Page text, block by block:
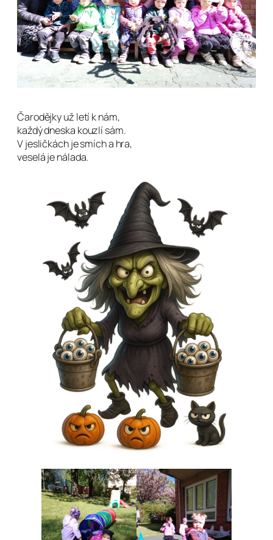
Čarodějky už letí k nám,
každý dneska kouzlí sám.
V jesličkách je smích a hra,
veselá je nálada.